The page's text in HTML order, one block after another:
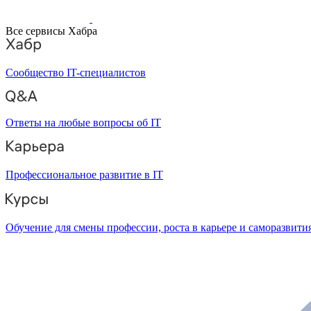
Все сервисы Хабра
Сообщество IT-специалистов
Ответы на любые вопросы об IT
Профессиональное развитие в IT
Обучение для смены профессии, роста в карьере и